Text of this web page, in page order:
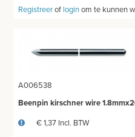
Registreerof loginom te kunnen
A006538
Beenpin kirschner wire
€ 1,37 Incl. BTW